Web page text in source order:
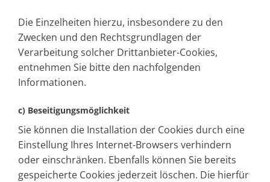
Die Einzelheiten hierzu, insbesondere zu den
Zwecken und den Rechtsgrundlagen der
Verarbeitung solcher Drittanbieter-Cookies,
entnehmen Sie bitte den nachfolgenden
Informationen.
c) Beseitigungsmöglichkeit
Sie können die Installation der Cookies durch eine
Einstellung Ihres Internet-Browsers verhindern
oder einschränken. Ebenfalls können Sie bereits
gespeicherte Cookies jederzeit löschen. Die hierfür